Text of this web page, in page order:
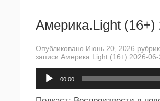
Америка.Light (16+)
Опубликовано Июнь 20, 2026
записи Америка.Light (16+) 2026-06-
00:00